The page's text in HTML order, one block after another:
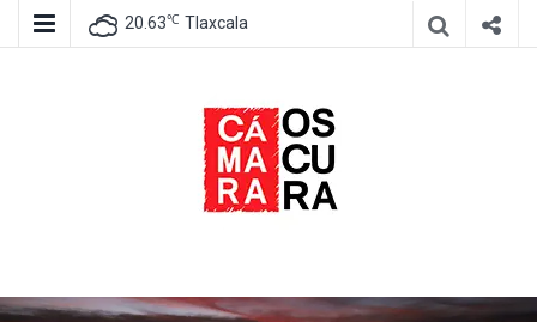
20.63℃ Tlaxcala
Cámara